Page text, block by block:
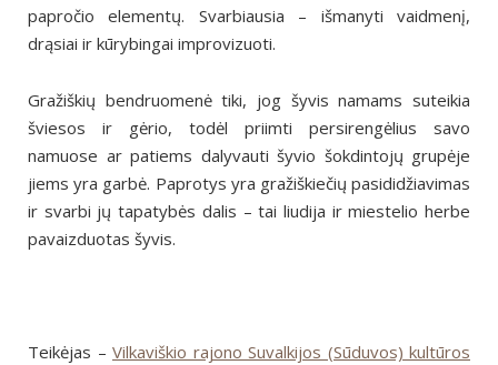
papročio elementų. Svarbiausia – išmanyti vaidmenį,
drąsiai ir kūrybingai improvizuoti.
Gražiškių bendruomenė tiki, jog šyvis namams suteikia
šviesos ir gėrio, todėl priimti persirengėlius savo
namuose ar patiems dalyvauti šyvio šokdintojų grupėje
jiems yra garbė. Paprotys yra gražiškiečių pasididžiavimas
ir svarbi jų tapatybės dalis – tai liudija ir miestelio herbe
pavaizduotas šyvis.
Teikėjas – Vilkaviškio rajono Suvalkijos (Sūduvos) kultūros